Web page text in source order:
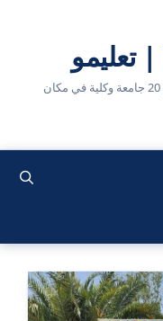
بوابة الأخبار الأكاديمية العراقية — أكثر من 20 جامعة وكلية في مكان